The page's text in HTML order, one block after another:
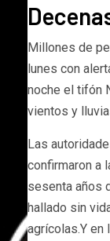
Millones de
lunes con
noche el tifón
vientos y
Las
confirmaron a
sesenta años
hallado sin
agrícolas.Y en